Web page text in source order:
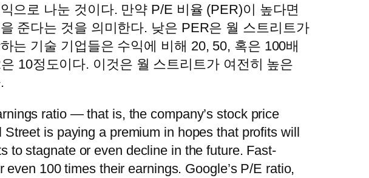
으로 나눈 것이다. 만약 P/E 비율 (PER)이 높다면
준다는 것을 의미한다. 낮은 PER은 월 스트리트가
는 기술 기업들은 수익에 비해 20, 50, 혹은 100배
10정도이다. 이것은 월 스트리트가 여전히 높은
ratio — that is, the company’s stock price
is paying a premium in hopes that profits will
to stagnate or even decline in the future. Fast-
100 times their earnings. Google’s P/E ratio,